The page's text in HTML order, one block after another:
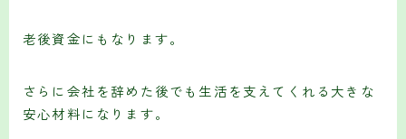
老後資金にもなります。
さらに会社を辞めた後でも生活を支えてくれる大きな
安心材料になります。